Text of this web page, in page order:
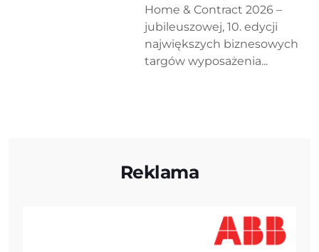
Home & Contract 2026 –
jubileuszowej, 10. edycji
największych biznesowych
targów wyposażenia...
Reklama